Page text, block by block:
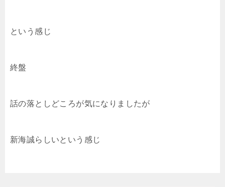
という感じ
終盤
話の落としどころが気になりましたが
新海誠らしいという感じ